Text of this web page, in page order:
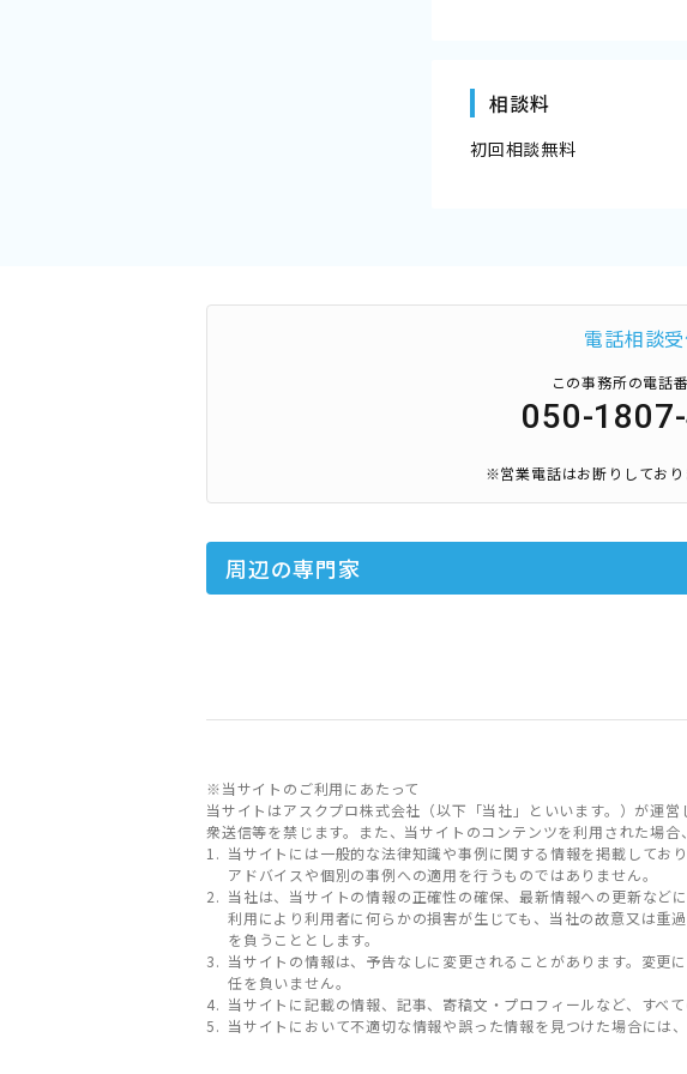
相談料
初回相談無料
電話相談受
この事務所の電話
050-
※営業電話はお断りしており
周辺の専門家
※当サイトのご利用にあたって
当サイトはアスクプロ株式会社（以下「当社」といいます。）が運
衆送信等を禁じます。また、当サイトのコンテンツを利用された場合
当サイトには一般的な法律知識や事例に関する情報を掲載して
アドバイスや個別の事例への適用を行うものではありません。
当社は、当サイトの情報の正確性の確保、最新情報への更新な
利用により利用者に何らかの損害が生じても、当社の故意又は重
を負うこととします。
当サイトの情報は、予告なしに変更されることがあります。変更
任を負いません。
当サイトに記載の情報、記事、寄稿文・プロフィールなど、すべ
当サイトにおいて不適切な情報や誤った情報を見つけた場合には